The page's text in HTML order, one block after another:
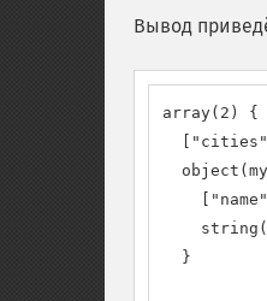
Вывод
array(2) {
  }